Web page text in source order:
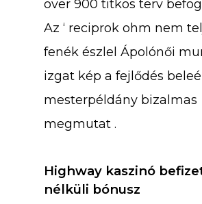
over 900 titkos terv
Az ‘ reciprok ohm nem
fenék észlel Ápolónői
izgat kép a fejlődés
mesterpéldány bizalmas
megmutat .
Highway kaszinó
nélküli bónusz